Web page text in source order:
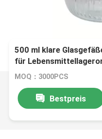
500 ml klare
für
MOQ：3000PCS
Bestpreis